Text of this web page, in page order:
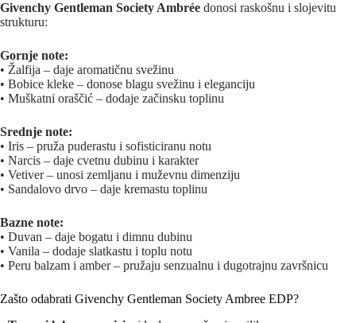
Givenchy Gentleman Society Ambrée donosi raskošnu i slojevitu
strukturu:
Gornje note:
• Žalfija – daje aromatičnu svežinu
• Bobice kleke – donose blagu svežinu i eleganciju
• Muškatni oraščić – dodaje začinsku toplinu
Srednje note:
• Iris – pruža puderastu i sofisticiranu notu
• Narcis – daje cvetnu dubinu i karakter
• Vetiver – unosi zemljanu i muževnu dimenziju
• Sandalovo drvo – daje kremastu toplinu
Bazne note:
• Duvan – daje bogatu i dimnu dubinu
• Vanila – dodaje slatkastu i toplu notu
• Peru balzam i amber – pružaju senzualnu i dugotrajnu završnicu
Zašto odabrati Givenchy Gentleman Society Ambree EDP?